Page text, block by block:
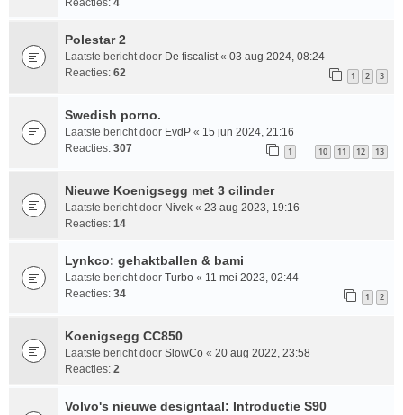
Reacties: 4
Polestar 2
Laatste bericht door De fiscalist« 03 aug 2024, 08:24
Reacties: 62 1 2 3
Swedish porno.
Laatste bericht door EvdP « 15 jun 2024, 21:16
Reacties: 307 1 10 11 12 13
Nieuwe Koenigsegg met 3 cilinder
Laatste bericht door Nivek « 23 aug 2023, 19:16
Reacties: 14
Lynkco: gehaktballen & bami
Laatste bericht door Turbo « 11 mei 2023, 02:44
Reacties: 34 1 2
Koenigsegg CC850
Laatste bericht door SlowCo « 20 aug 2022, 23:58
Reacties: 2
Volvo's nieuwe designtaal: Introductie S90